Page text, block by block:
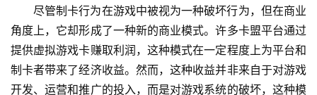
尽管制卡行为在游戏中被视为一种破坏行为，但在商业
角度上，它却形成了一种新的商业模式。许多卡盟平台通过
提供虚拟游戏卡赚取利润，这种模式在一定程度上为平台和
制卡者带来了经济收益。然而，这种收益并非来自于对游戏
开发、运营和推广的投入，而是对游戏系统的破坏，这种模